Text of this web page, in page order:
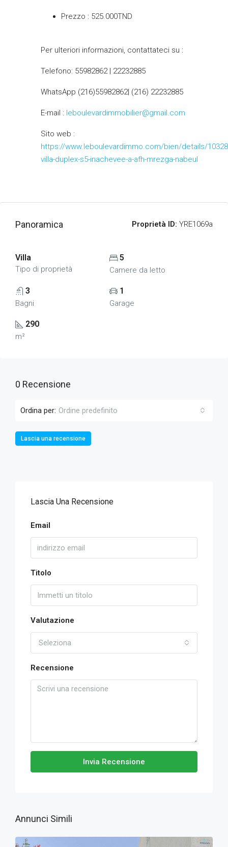
Prezzo : 525.000TND
Per ulteriori informazioni, contattateci su :
Telefono: 55982862 | 22232885
WhatsApp (216)55982862| (216) 22232885
E-mail : leboulevardimmobilier@gmail.com
Sito web :
https://www.leboulevardimmo.com/bien/details/
villa-duplex-s5-inachevee-a-afh-mrezga-nabeul
Panoramica Proprietà ID: YRE1069a
Villa
Tipo di proprietà
5
Camere da letto
3
Bagni
1
Garage
290
m²
0 Recensione
Ordina per: Ordine predefinito
Lascia una recensione
Lascia Una Recensione
Email
Titolo
Valutazione
Seleziona
Recensione
Invia Recensione
Annunci Simili